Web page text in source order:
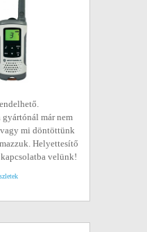
már nem
mi döntöttünk
Helyettesítő
velünk!